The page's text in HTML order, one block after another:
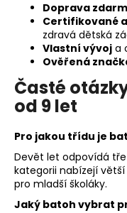
Doprava
Certifikované
zdravá dětská
Vlastní vývoj a
Ověřená
Časté
od 9 let
Pro jakou třídu je
Devět let odpovídá
kategorii nabízejí
pro mladší školáky.
Jaký batoh vybrat